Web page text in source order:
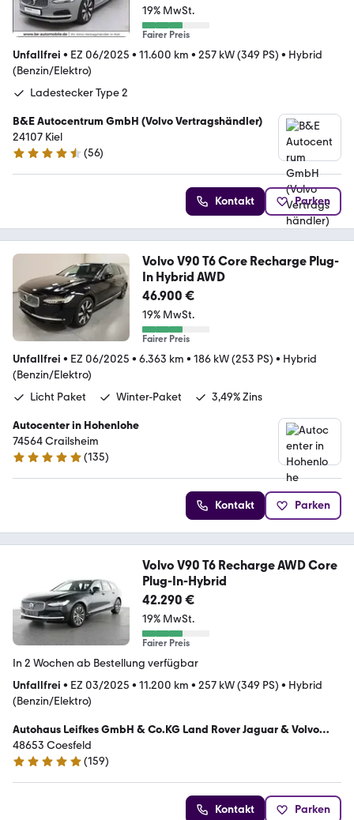
19% MwSt.
Fairer Preis
Unfallfrei • EZ 06/2025 • 11.600 km • 257 kW (349 PS) • Hybrid
(Benzin/Elektro)
Ladestecker Type 2
B&E Autocentrum GmbH (Volvo Vertragshändler)
24107 Kiel
4.7 Sterne
(56)
Kontakt Parken
Volvo V90 T6 Core Recharge Plug-
In Hybrid AWD
46.900 €
19% MwSt.
Fairer Preis
Unfallfrei • EZ 06/2025 • 6.363 km • 186 kW (253 PS) • Hybrid
(Benzin/Elektro)
Licht Paket
Winter-Paket 3,49% Zins
Autocenter in Hohenlohe
74564 Crailsheim
4.9 Sterne
(135)
Kontakt Parken
Volvo V90 T6 Recharge AWD Core
Plug-In-Hybrid
42.290 €
19% MwSt.
Fairer Preis
In 2 Wochen ab Bestellung verfügbar
Unfallfrei • EZ 03/2025 • 11.200 km • 257 kW (349 PS) • Hybrid
(Benzin/Elektro)
Autohaus Leifkes GmbH & Co.KG Land Rover Jaguar & Volvo
Vertragspartner
48653 Coesfeld
4.9 Sterne
(159)
Kontakt Parken